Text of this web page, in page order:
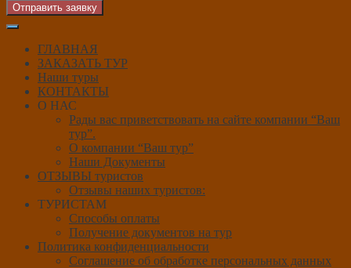
Отправить заявку
ГЛАВНАЯ
ЗАКАЗАТЬ ТУР
Наши туры
КОНТАКТЫ
О НАС
Рады вас приветствовать на сайте компании “Ваш
тур”.
О компании “Ваш тур”
Наши Документы
ОТЗЫВЫ туристов
Отзывы наших туристов:
ТУРИСТАМ
Способы оплаты
Получение документов на тур
Политика конфиденциальности
Соглашение об обработке персональных данных